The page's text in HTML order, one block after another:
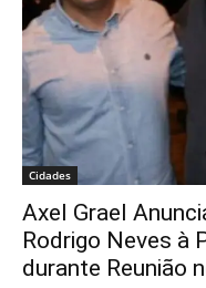
Cidades
Axel Grael
Rodrigo Neves à
durante Reunião